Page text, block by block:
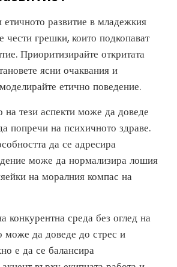
развитие в младежкия
чести грешки, които подкопават
Приоритизирайте откритата
ясни очаквания и
етично поведение.
на тези аспекти може да доведе
попречи на психичното здраве.
да се адресира
може да нормализира лошия
на моралния компас на
конкурентна среда без оглед на
може да доведе до стрес и
е да се балансира